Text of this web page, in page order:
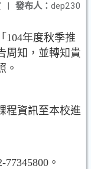
發布人： dep230
|
104年度秋季推
周知，並轉知貴
。
程資訊至本校進
。